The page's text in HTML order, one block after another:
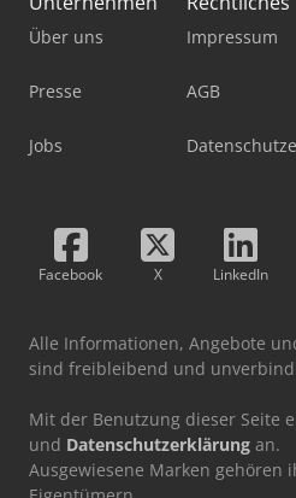
Über uns
Presse
Jobs
Impressum
AGB
Facebook X LinkedIn
Alle Informationen, Angebote
sind freibleibend und
Mit der Benutzung dieser Seite
und Datenschutzerklärung an.
Ausgewiesene Marken gehören